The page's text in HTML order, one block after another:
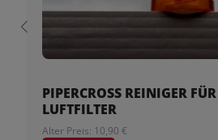
PIPERCROSS REINIGER
LUFTFILTER
Alter Preis: 10,90 €